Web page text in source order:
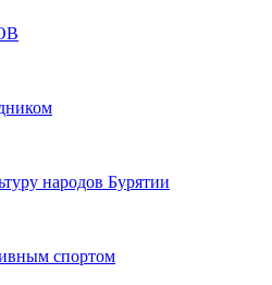
народов Бурятии
спортом